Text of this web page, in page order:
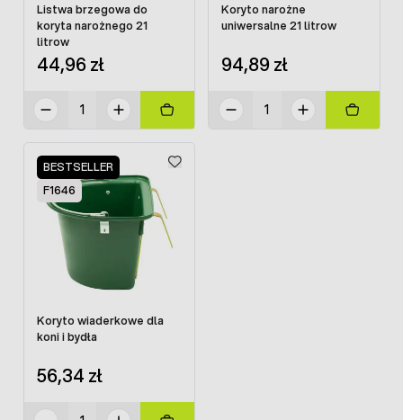
Listwa brzegowa do
koryta narożnego 21
litrow
44,96 zł
Koryto narożne
uniwersalne 21 litrow
94,89 zł
BESTSELLER
F1646
Koryto wiaderkowe dla
koni i bydła
56,34 zł